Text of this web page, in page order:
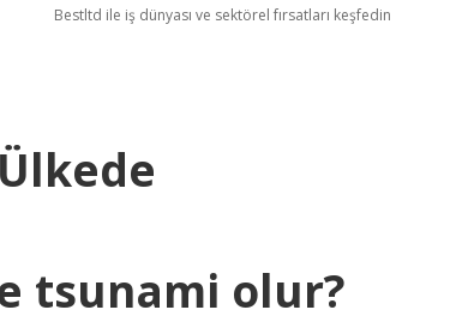
Bestltd ile iş dünyası ve sektörel fırsatları keşfedin
tsunami olur?